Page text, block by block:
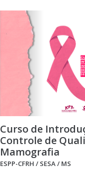
Curso de
Controle de
Mamografia
ESPP-CFRH / SESA / MS